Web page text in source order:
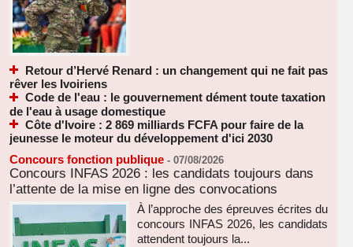
Retour d’Hervé Renard : un changement qui ne fait pas
rêver les Ivoiriens
Code de l'eau : le gouvernement dément toute taxation
de l'eau à usage domestique
Côte d'Ivoire : 2 869 milliards FCFA pour faire de la
jeunesse le moteur du développement d'ici 2030
Concours fonction publique - 07/08/2026
Concours INFAS 2026 : les candidats toujours dans
l’attente de la mise en ligne des convocations
À l’approche des épreuves écrites du
concours INFAS 2026, les candidats
attendent toujours la...